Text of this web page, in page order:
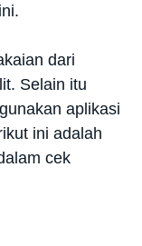
dari
Selain itu
aplikasi
ini adalah
cek